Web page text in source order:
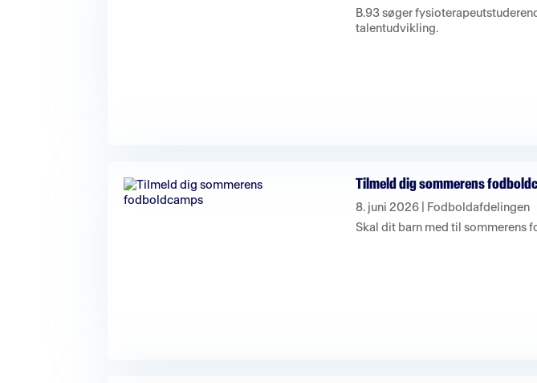
B.93 søger
talentudvikling.
Tilmeld dig sommerens
8. juni 2026
Fodboldafdelingen
Skal dit barn med til sommerens